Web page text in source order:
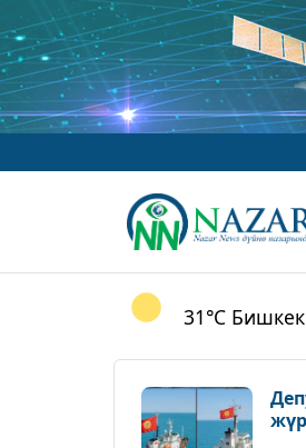
31°C Бишкек